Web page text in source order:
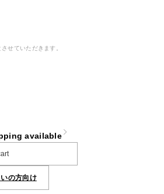
せていただきます。
available
の方向け